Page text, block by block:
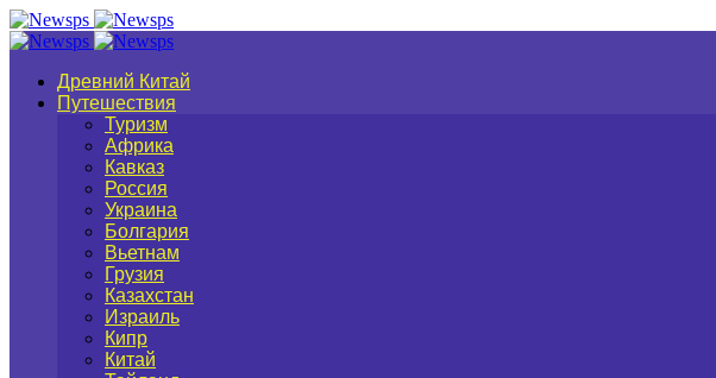
Древний Китай
Путешествия
Туризм
Африка
Кавказ
Россия
Украина
Болгария
Вьетнам
Грузия
Казахстан
Израиль
Кипр
Китай